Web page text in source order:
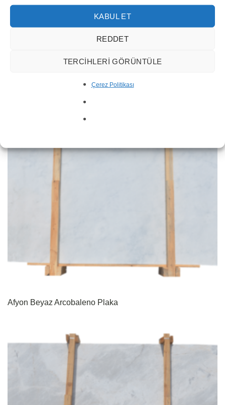
KABUL ET
REDDET
TERCIHLERI GÖRÜNTÜLE
Çerez Politikası
Afyon Beyaz Arcobaleno Plaka